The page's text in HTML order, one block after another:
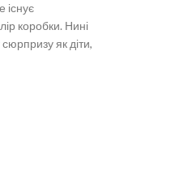
існує
коробки. Нині
як діти,